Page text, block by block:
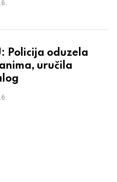
Policija oduzela
uručila